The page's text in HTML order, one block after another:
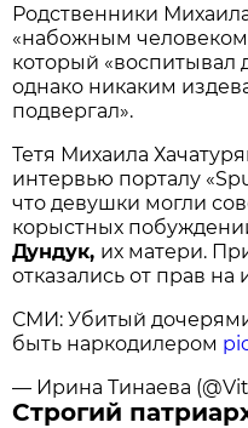
Родственники
«набожным
который «воспитывал
однако никаким
подвергал».
Тетя Михаила
интервью порталу
что девушки могли
корыстных
Дундук, их матери.
отказались от прав на
СМИ: Убитый
быть наркодилером
— Ирина Тинаева
Строгий